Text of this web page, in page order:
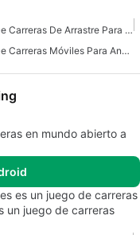
Juegos De Carreras De Arrastre Para Android
Juegos De Carreras Móviles Para Android
en mundo abierto a
es un juego de carreras
un juego de carreras